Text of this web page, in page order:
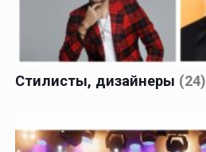
Стилисты, дизайнеры (24)